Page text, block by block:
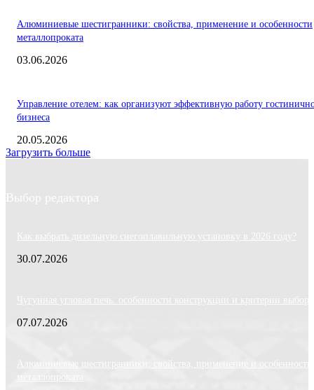
Алюминиевые шестигранники: свойства, применение и особенности
металлопроката
03.06.2026
Управление отелем: как организуют эффективную работу
бизнеса
20.05.2026
Загрузить больше
Выбор редактора
Как выбрать дизельную снегоплавильную установку в 2026 году?
30.07.2026
Чугунная угловая печь: особенности конструкции и критерии выбора
07.07.2026
Алюминиевые шестигранники: свойства, применение и особенности
металлопроката